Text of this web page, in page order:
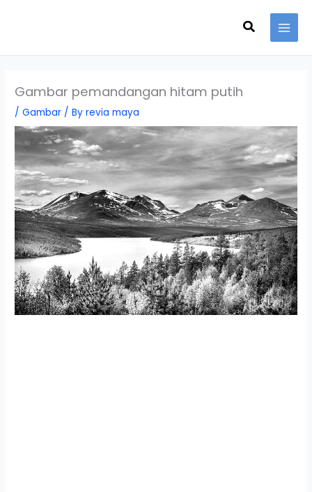
Search
Gambar pemandangan hitam putih
/Gambar / Byrevia maya